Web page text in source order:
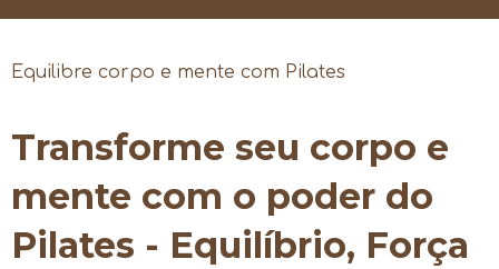
Equilibre corpo e mente com Pilates
Transforme seu corpo e
mente com o poder do
Pilates - Equilíbrio, Força